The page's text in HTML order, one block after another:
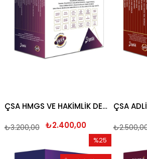
ÇSA HMGS VE HAKİMLİK DERS NOTU 2026
₺2.400,00
₺3.200,00
%25
İndirim